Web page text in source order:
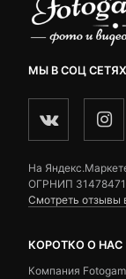
МЫ В СОЦ СЕТЯХ
На
ОГРНИП
Смотреть отзывы
КОРОТКО О НАС
Компания